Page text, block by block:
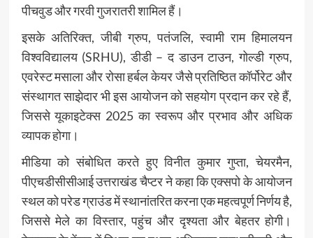
पीचवुड और गरवी गुजरातरी शामिल हैं।
इसके अतिरिक्त, जीबी ग्रुप, पतंजलि, स्वामी राम हिमालयन
विश्वविद्यालय (SRHU), डीडी – द डाउन टाउन, गोल्डी ग्रुप,
एवरेस्ट मसाला और रोसा हर्बल केयर जैसे प्रतिष्ठित कॉर्पोरेट और
संस्थागत साझेदार भी इस आयोजन को सहयोग प्रदान कर रहे हैं,
जिससे यूकाइटेक्स 2025 का स्वरूप और प्रभाव और अधिक
व्यापक होगा।
मीडिया को संबोधित करते हुए विनीत कुमार गुप्ता, चेयरमैन,
पीएचडीसीसीआई उत्तराखंड चैप्टर ने कहा कि एक्सपो के आयोजन
स्थल को परेड ग्राउंड में स्थानांतरित करना एक महत्वपूर्ण निर्णय है,
जिससे मेले का विस्तार, पहुंच और दृश्यता और बेहतर होगी।